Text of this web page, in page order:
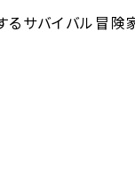
るサバイバル冒険